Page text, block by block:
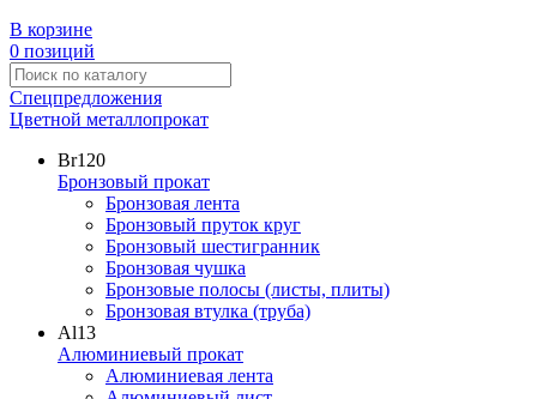
В корзине
0 позиций
Спецпредложения
Цветной металлопрокат
Br120
Бронзовый прокат
Бронзовая лента
Бронзовый пруток круг
Бронзовый шестигранник
Бронзовая чушка
Бронзовые полосы (листы, плиты)
Бронзовая втулка (труба)
Al13
Алюминиевый прокат
Алюминиевая лента